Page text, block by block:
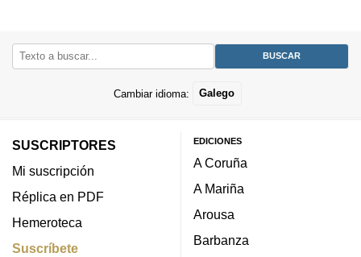
Cambiar idioma: Galego
SUSCRIPTORES
Mi suscripción
Réplica en PDF
Hemeroteca
Suscríbete
EDICIONES
A Coruña
A Mariña
Arousa
Barbanza